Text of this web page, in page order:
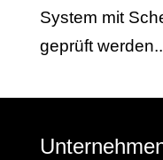
System mit
geprüft